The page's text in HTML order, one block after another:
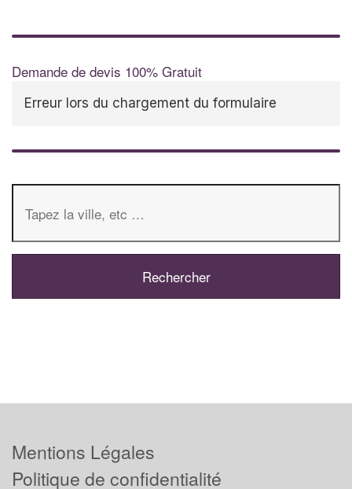
Demande de devis 100% Gratuit
Erreur lors du chargement du formulaire
Mentions Légales
Politique de confidentialité